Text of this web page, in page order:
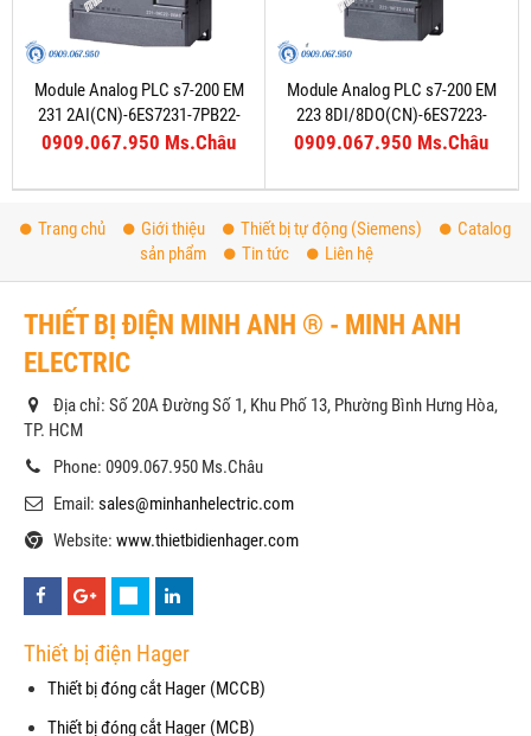
Module Analog PLC s7-200 EM
231 2AI(CN)-6ES7231-7PB22-
0XA8
0909.067.950 Ms.Châu
Module Analog PLC s7-200 EM
223 8DI/8DO(CN)-6ES7223-
1PH22-0XA8
0909.067.950 Ms.Châu
Trang chủ Giới thiệu Thiết bị tự động (Siemens)
Catalog
sản phẩm
Tin tức Liên hệ
THIẾT BỊ ĐIỆN MINH ANH ® - MINH ANH
ELECTRIC
Địa chỉ: Số 20A Đường Số 1, Khu Phố 13, Phường Bình Hưng Hòa,
TP. HCM
Phone: 0909.067.950 Ms.Châu
Email: sales@minhanhelectric.com
Website: www.thietbidienhager.com
Thiết bị điện Hager
Thiết bị đóng cắt Hager (MCCB)
Thiết bị đóng cắt Hager (MCB)